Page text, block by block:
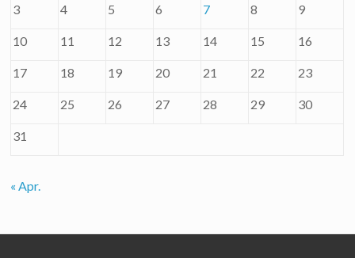
3 4 5 6 7 8 9
10 11 12 13 14 15 16
17 18 19 20 21 22 23
24 25 26 27 28 29 30
31
« Apr.